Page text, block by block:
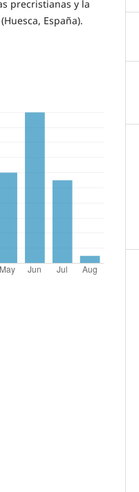
precristianas y la
España).